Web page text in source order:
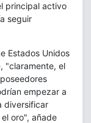
principal activo
seguir
Estados Unidos
"claramente, el
empezar a
diversificar
oro", añade